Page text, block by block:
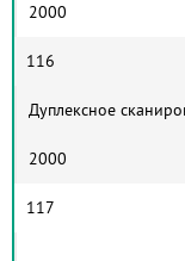
2000
116
Дуплексное
2000
117